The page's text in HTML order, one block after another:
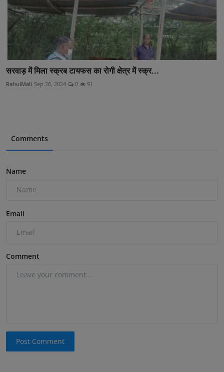
सरवाड़ में मिला स्क्रब टायफस का रोगी क्षेत्र में स्क्र...
RahulMali Sep 26, 2024 0 91
Comments
Name
Email
Comment
Post Comment